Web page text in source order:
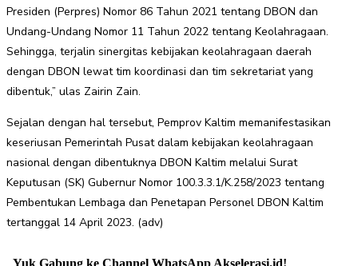
Presiden (Perpres) Nomor 86 Tahun 2021 tentang DBON dan
Undang-Undang Nomor 11 Tahun 2022 tentang Keolahragaan.
Sehingga, terjalin sinergitas kebijakan keolahragaan daerah
dengan DBON lewat tim koordinasi dan tim sekretariat yang
dibentuk,” ulas Zairin Zain.
Sejalan dengan hal tersebut, Pemprov Kaltim memanifestasikan
keseriusan Pemerintah Pusat dalam kebijakan keolahragaan
nasional dengan dibentuknya DBON Kaltim melalui Surat
Keputusan (SK) Gubernur Nomor 100.3.3.1/K.258/2023 tentang
Pembentukan Lembaga dan Penetapan Personel DBON Kaltim
tertanggal 14 April 2023. (adv)
Yuk Gabung ke Channel WhatsApp Akselerasi.id!